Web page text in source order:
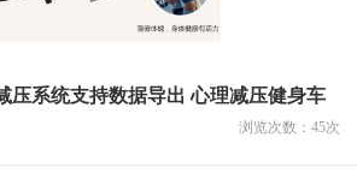
压系统支持数据导出 心理减压健身车
浏览次数： 45次